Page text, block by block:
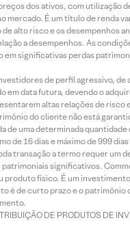
dos ativos, com utilização
mercado. É um título de
alto risco e os
a desempenhos. As
significativas perdas
de perfil agressivo,
em data futura, devendo o
altas relações de
do cliente não está
uma determinada
16 dias e máximo de 999
transação a termo requer um
significativos.
físico. É um
é de curto prazo e o
DE PRODUTOS DE